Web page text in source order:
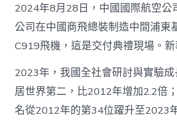
2024年8月28日，中國國際航空公
公司在中國商飛總裝制造中間浦東
C919飛機，這是交付典禮現場。
2023年，我國全社會研討與實驗
居世界第二，比2012年增加2.2倍
名從2012年的第34位躍升至2023